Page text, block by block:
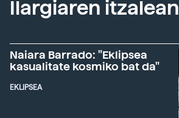
Ilargiaren itzalean
Naiara Barrado: "Eklipsea
kasualitate kosmiko bat da"
EKLIPSEA